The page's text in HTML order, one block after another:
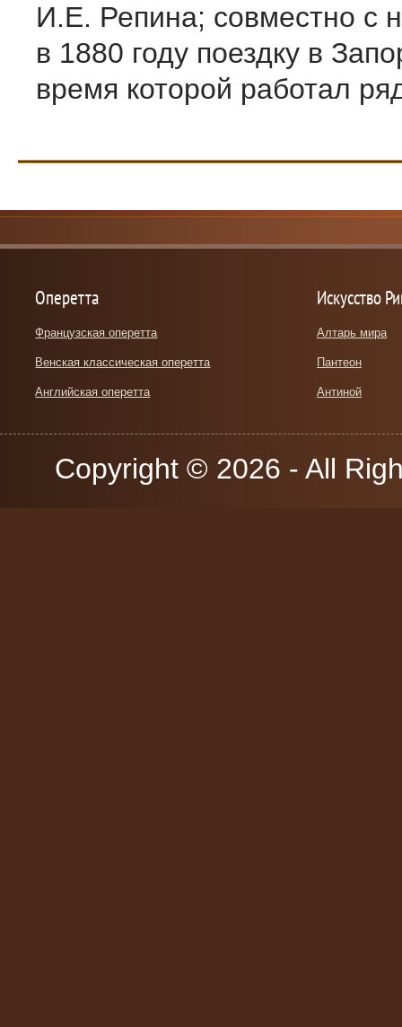
И.Е. Репина; совместно с
в 1880 году поездку в
время которой работал
Оперетта
Французская оперетта
Венская классическая оперетта
Английская оперетта
Искусство
Алтарь мира
Пантеон
Антиной
Copyright © 2026 - All